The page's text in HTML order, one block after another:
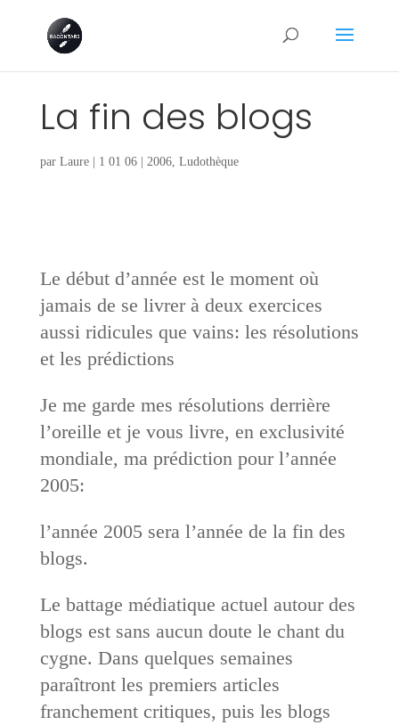
La fin des blogs
par Laure| 1 01 06| 2006, Ludothèque
Le début d’année est le moment où
jamais de se livrer à deux exercices
aussi ridicules que vains: les résolutions
et les prédictions
Je me garde mes résolutions derrière
l’oreille et je vous livre, en exclusivité
mondiale, ma prédiction pour l’année
2005:
l’année 2005 sera l’année de la fin des
blogs.
Le battage médiatique actuel autour des
blogs est sans aucun doute le chant du
cygne. Dans quelques semaines
paraîtront les premiers articles
franchement critiques, puis les blogs